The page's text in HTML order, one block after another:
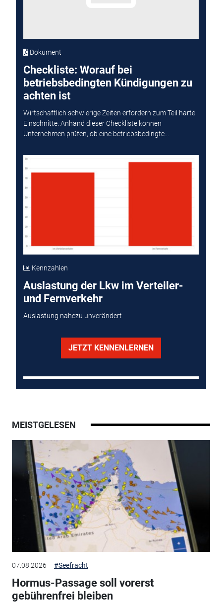
Dokument
Checkliste: Worauf bei
betriebsbedingten Kündigungen zu
achten ist
Wirtschaftlich schwierige Zeiten erfordern zum Teil harte
Einschnitte. Anhand dieser Checkliste können
Unternehmen prüfen, ob eine betriebsbedingte...
Kennzahlen
Auslastung der Lkw im Verteiler-
und Fernverkehr
Auslastung nahezu unverändert
JETZT KENNENLERNEN
MEISTGELESEN
07.08.2026 #Seefracht
Hormus-Passage soll vorerst
gebührenfrei bleiben